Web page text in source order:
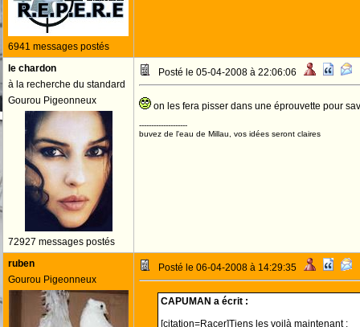
6941 messages postés
le chardon
à la recherche du standard
Gourou Pigeonneux
72927 messages postés
Posté le 05-04-2008 à 22:06:06
on les fera pisser dans une éprouvette pour
--------------------
buvez de l'eau de Millau, vos idées seront claires
ruben
Gourou Pigeonneux
Posté le 06-04-2008 à 14:29:35
CAPUMAN a écrit :
[citation=Racer]Tiens les voilà maintenant :